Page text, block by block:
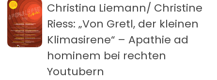
Christina Liemann/ Christine
Riess: „Von Gretl, der kleinen
Klimasirene“ – Apathie ad
hominem bei rechten
Youtubern